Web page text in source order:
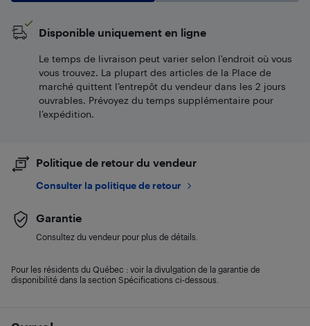
Disponible uniquement en ligne
Le temps de livraison peut varier selon l'endroit où vous
vous trouvez. La plupart des articles de la Place de
marché quittent l’entrepôt du vendeur dans les 2 jours
ouvrables. Prévoyez du temps supplémentaire pour
l’expédition.
Politique de retour du vendeur
Consulter la politique de retour
Garantie
Consultez du vendeur pour plus de détails.
Pour les résidents du Québec : voir la divulgation de la garantie de
disponibilité dans la section Spécifications ci-dessous.